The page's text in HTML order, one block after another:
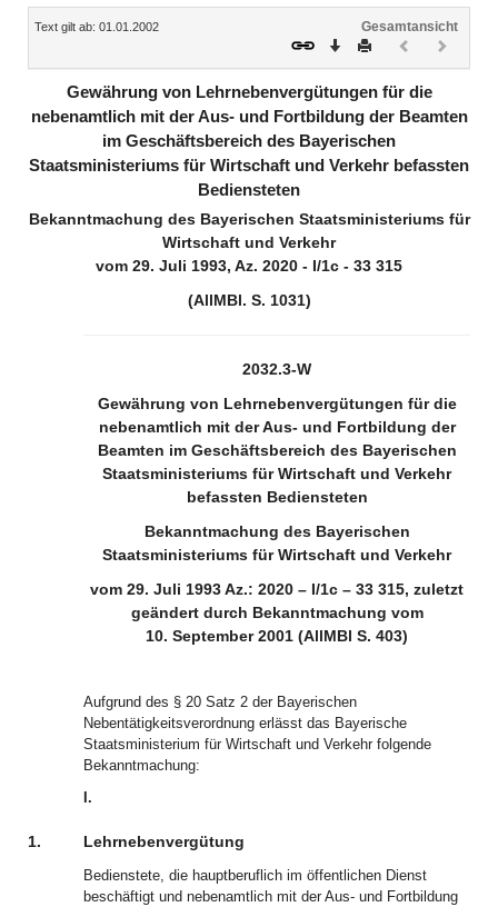
Inhalt
Text gilt ab: 01.01.2002
Gesamtansicht
Download
DruckenVorheriges
Gewährung von Lehrnebenvergütungen für die
nebenamtlich mit der Aus- und Fortbildung der Beamten
im Geschäftsbereich des Bayerischen
Staatsministeriums für Wirtschaft und Verkehr befassten
Bediensteten
Bekanntmachung des Bayerischen Staatsministeriums für
Wirtschaft und Verkehr
vom 29. Juli 1993, Az. 2020 - I/1c - 33 315
(AllMBl. S. 1031)
2032.3-W
Gewährung von Lehrnebenvergütungen für die
nebenamtlich mit der Aus- und Fortbildung der
Beamten im Geschäftsbereich des Bayerischen
Staatsministeriums für Wirtschaft und Verkehr
befassten Bediensteten
Bekanntmachung des Bayerischen
Staatsministeriums für Wirtschaft und Verkehr
vom 29. Juli 1993 Az.: 2020 – I/1c – 33 315, zuletzt
geändert durch Bekanntmachung vom
10. September 2001 (AllMBl S. 403)
Aufgrund des § 20 Satz 2 der Bayerischen
Nebentätigkeitsverordnung erlässt das Bayerische
Staatsministerium für Wirtschaft und Verkehr folgende
Bekanntmachung:
I.
1. Lehrnebenvergütung
Bedienstete, die hauptberuflich im öffentlichen Dienst
beschäftigt und nebenamtlich mit der Aus- und Fortbildung